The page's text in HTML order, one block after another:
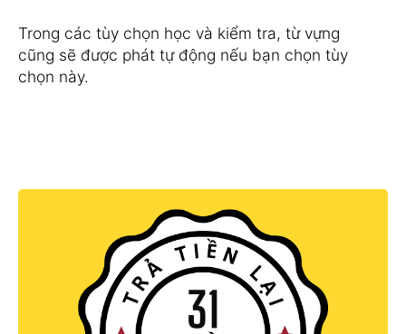
Trong các tùy chọn học và kiểm tra, từ vựng
cũng sẽ được phát tự động nếu bạn chọn tùy
chọn này.